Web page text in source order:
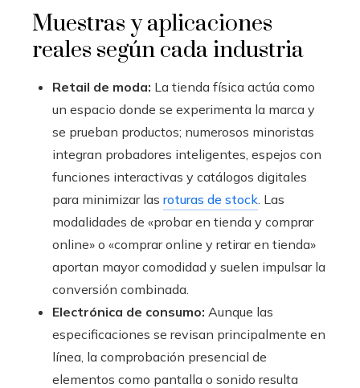
Muestras y aplicaciones
reales según cada industria
Retail de moda: La tienda física actúa como
un espacio donde se experimenta la marca y
se prueban productos; numerosos minoristas
integran probadores inteligentes, espejos con
funciones interactivas y catálogos digitales
para minimizar las roturas de stock. Las
modalidades de «probar en tienda y comprar
online» o «comprar online y retirar en tienda»
aportan mayor comodidad y suelen impulsar la
conversión combinada.
Electrónica de consumo: Aunque las
especificaciones se revisan principalmente en
línea, la comprobación presencial de
elementos como pantalla o sonido resulta